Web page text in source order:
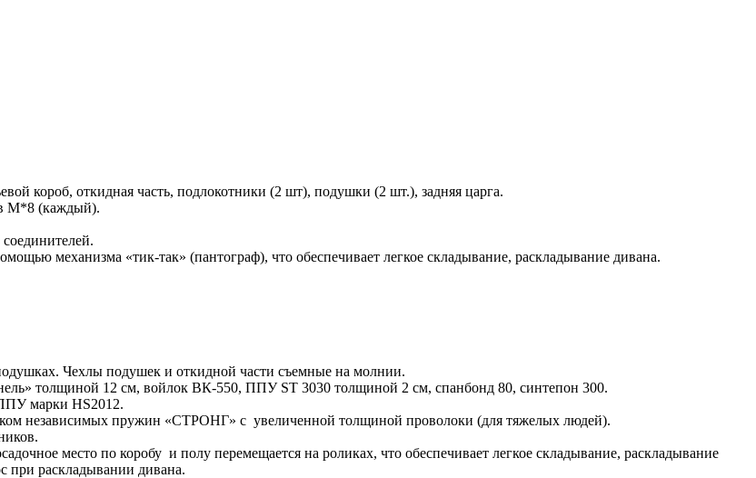
короб, откидная часть, подлокотники (2 шт), подушки (2 шт.), задняя царга.
М*8 (каждый).
механизма «тик-так» (пантограф), что обеспечивает легкое складывание, раскладывание дивана.
Чехлы подушек и откидной части съемные на молнии.
толщиной 12 см, войлок ВК-550, ППУ ST 3030 толщиной 2 см, спанбонд 80, синтепон 300.
марки HS2012.
независимых пружин «СТРОНГ» с увеличенной толщиной проволоки (для тяжелых людей).
место по коробу и полу перемещается на роликах, что обеспечивает легкое складывание, раскладывание
при раскладывании дивана.